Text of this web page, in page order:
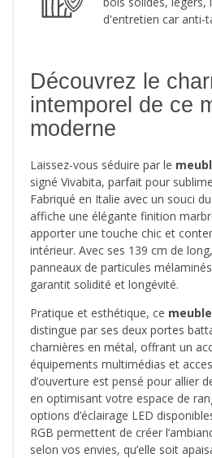
d'entretien car anti-
Découvrez le
intemporel de ce
moderne
Laissez-vous séduire par le
signé Vivabita, parfait pour
Fabriqué en Italie avec un souci
affiche une élégante finition
apporter une touche chic et
intérieur. Avec ses 139 cm de
panneaux de particules
garantit solidité et longévité.
Pratique et esthétique, ce
distingue par ses deux portes
charnières en métal, offrant un
équipements multimédias et
d’ouverture est pensé pour allier
en optimisant votre espace de
options d’éclairage LED
RGB permettent de créer
selon vos envies, qu’elle soit